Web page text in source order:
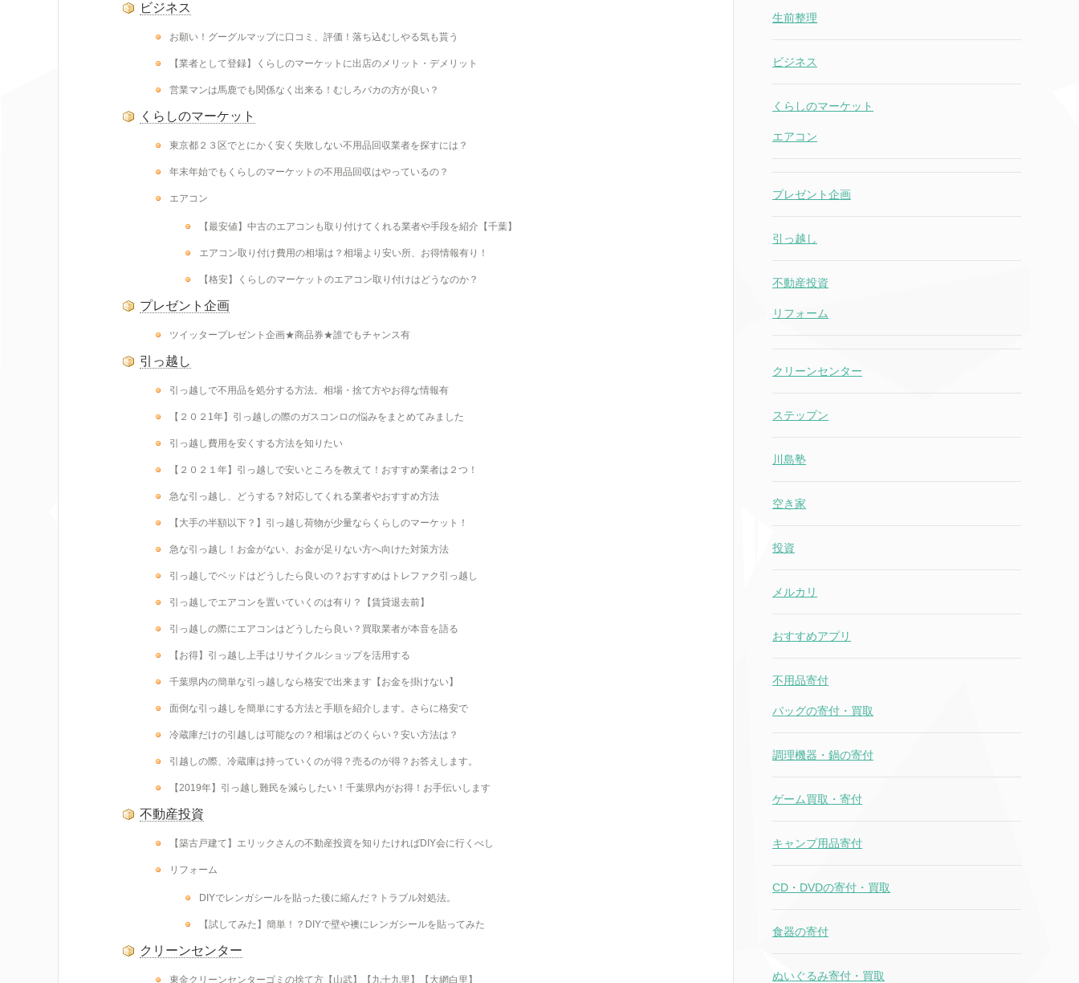
ビジネス
お願い！グーグルマップに口コミ、評価！落ち込むしやる気も貰う
【業者として登録】くらしのマーケットに出店のメリット・デメリット
営業マンは馬鹿でも関係なく出来る！むしろバカの方が良い？
くらしのマーケット
東京都２３区でとにかく安く失敗しない不用品回収業者を探すには？
年末年始でもくらしのマーケットの不用品回収はやっているの？
エアコン
【最安値】中古のエアコンも取り付けてくれる業者や手段を紹介【千葉】
エアコン取り付け費用の相場は？相場より安い所、お得情報有り！
【格安】くらしのマーケットのエアコン取り付けはどうなのか？
プレゼント企画
ツイッタープレゼント企画★商品券★誰でもチャンス有
引っ越し
引っ越しで不用品を処分する方法。相場・捨て方やお得な情報有
【２０２1年】引っ越しの際のガスコンロの悩みをまとめてみました
引っ越し費用を安くする方法を知りたい
【２０２１年】引っ越しで安いところを教えて！おすすめ業者は２つ！
急な引っ越し、どうする？対応してくれる業者やおすすめ方法
【大手の半額以下？】引っ越し荷物が少量ならくらしのマーケット！
急な引っ越し！お金がない、お金が足りない方へ向けた対策方法
引っ越しでベッドはどうしたら良いの？おすすめはトレファク引っ越し
引っ越しでエアコンを置いていくのは有り？【賃貸退去前】
引っ越しの際にエアコンはどうしたら良い？買取業者が本音を語る
【お得】引っ越し上手はリサイクルショップを活用する
千葉県内の簡単な引っ越しなら格安で出来ます【お金を掛けない】
面倒な引っ越しを簡単にする方法と手順を紹介します。さらに格安で
冷蔵庫だけの引越しは可能なの？相場はどのくらい？安い方法は？
引越しの際、冷蔵庫は持っていくのが得？売るのが得？お答えします。
【2019年】引っ越し難民を減らしたい！千葉県内がお得！お手伝いします
不動産投資
【築古戸建て】エリックさんの不動産投資を知りたければDIY会に行くべし
リフォーム
DIYでレンガシールを貼った後に縮んだ？トラブル対処法。
【試してみた】簡単！？DIYで壁や襖にレンガシールを貼ってみた
クリーンセンター
東金クリーンセンターゴミの捨て方【山武】【九十九里】【大網白里】
生前整理
ビジネス
くらしのマーケット
エアコン
プレゼント企画
引っ越し
不動産投資
リフォーム
クリーンセンター
ステップン
川島塾
空き家
投資
メルカリ
おすすめアプリ
不用品寄付
バッグの寄付・買取
調理機器・鍋の寄付
ゲーム買取・寄付
キャンプ用品寄付
CD・DVDの寄付・買取
食器の寄付
ぬいぐるみ寄付・買取